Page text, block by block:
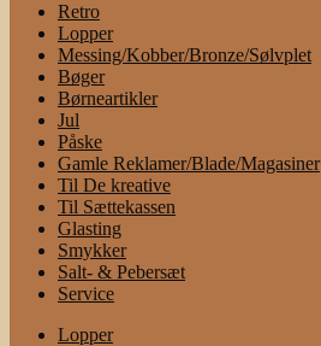
Retro
Lopper
Messing/Kobber/Bronze/Sølvplet
Bøger
Børneartikler
Jul
Påske
Gamle Reklamer/Blade/Magasiner
Til De kreative
Til Sættekassen
Glasting
Smykker
Salt- & Pebersæt
Service
Lopper